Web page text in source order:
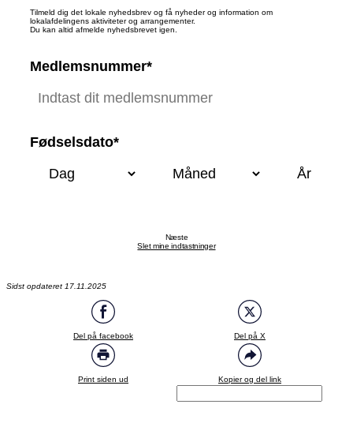
Tilmeld dig det lokale nyhedsbrev og få nyheder og information om
lokalafdelingens aktiviteter og arrangementer.
Du kan altid afmelde nyhedsbrevet igen.
Medlemsnummer*
Fødselsdato*
Slet mine indtastninger
Næste
Sidst opdateret 17.11.2025
Del på facebook Del på X
Print siden ud Kopier og del link